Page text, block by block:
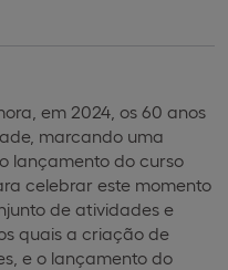
em 2024, os 60 anos
marcando uma
lançamento do curso
celebrar este momento
de atividades e
quais a criação de
e o lançamento do